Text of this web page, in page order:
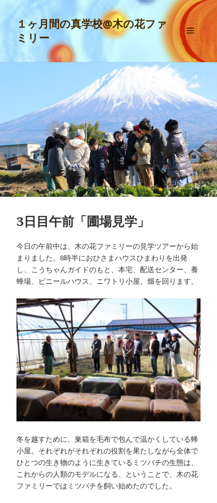
１ヶ月間の真学校@木の花ファ
ミリー
メニュ
ーとウ
ィジェ
3日目午前「圃場見学」
今日の午前中は、木の花ファミリーの見学ツアーから始
まりました。8時半におひさまハウスひまわりを出発
し、こうちゃんガイドのもと、本宅、配送センター、養
蜂場、ビニールハウス、ニワトリ小屋、畑を回ります。
冬を越すために、巣箱を毛布で包んで温かくしている蜂
小屋。それぞれがそれぞれの役割を果たしながら全体で
ひとつの生き物のように生きているミツバチの生態は、
これからの人類のモデルになる、ということで、木の花
ファミリーではミツバチを飼い始めたのでした。